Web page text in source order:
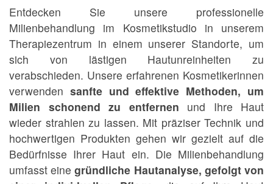
Entdecken Sie unsere professionelle
Milienbehandlung im Kosmetikstudio in unserem
Therapiezentrum in einem unserer Standorte, um
sich von lästigen Hautunreinheiten zu
verabschieden. Unsere erfahrenen Kosmetikerinnen
verwenden sanfte und effektive Methoden, um
Milien schonend zu entfernen und Ihre Haut
wieder strahlen zu lassen. Mit präziser Technik und
hochwertigen Produkten gehen wir gezielt auf die
Bedürfnisse Ihrer Haut ein. Die Milienbehandlung
umfasst einegründliche Hautanalyse, gefolgt von